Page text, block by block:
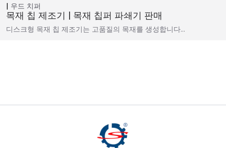
우드 치퍼
목재 칩 제조기 | 목재 칩퍼 파쇄기 판매
디스크형 목재 칩 제조기는 고품질의 목재를 생성합니다…